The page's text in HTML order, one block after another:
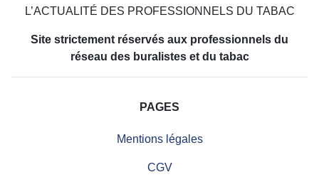
L’ACTUALITÉ DES PROFESSIONNELS DU TABAC
Site strictement réservés aux professionnels du
réseau des buralistes et du tabac
PAGES
Mentions légales
CGV